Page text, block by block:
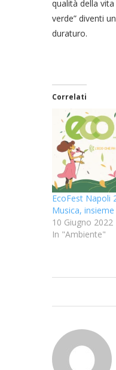
qualità della
verde” diventi
duraturo.
Correlati
EcoFest Napoli
Musica, insieme
10 Giugno 2022
In "Ambiente"